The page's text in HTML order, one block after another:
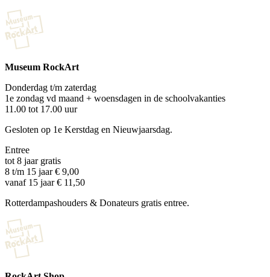
Museum RockArt
Donderdag t/m zaterdag
1e zondag vd maand + woensdagen in de schoolvakanties
11.00 tot 17.00 uur
Gesloten op 1e Kerstdag en Nieuwjaarsdag.
Entree
tot 8 jaar gratis
8 t/m 15 jaar € 9,00
vanaf 15 jaar € 11,50
Rotterdampashouders & Donateurs gratis entree.